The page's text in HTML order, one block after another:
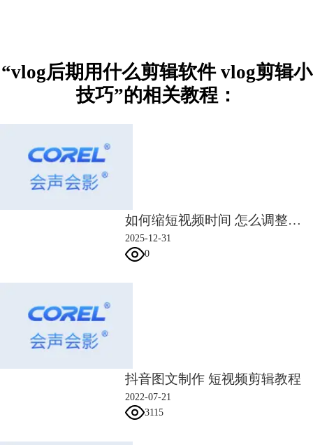
图2添加转场
在两段视频之间用鼠标左键点击“编辑”选项卡中的转场按钮，选择合适的
转场特效，直接将此特效按鼠标左键拖动到两视频之间，则转场设置完
“vlog后期用什么剪辑软件 vlog剪辑小
技巧”的相关教程：
如何缩短视频时间 怎么调整图片时间为0.5秒
2025-12-31
0
抖音图文制作 短视频剪辑教程
2022-07-21
3115